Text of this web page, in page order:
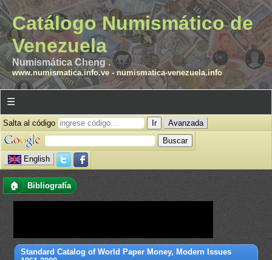
Catálogo Numismático de
Venezuela
Numismática Cheng .
www.numismatica.info.ve- numismatica-venezuela.info
☰
Salta al código Avanzada
English
🏠 Bibliografía
Standard Catalog of World Paper Money, Modern Issues